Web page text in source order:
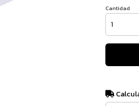
Cantidad